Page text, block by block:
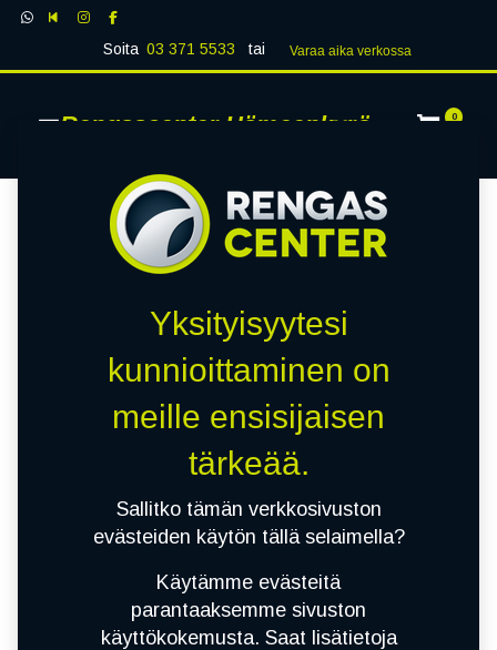
Soita 03 371 5533 tai Varaa aika verk​​​​ossa
Rengascenter Hämeenkyrö 0
Yksityisyytesi
kunnioittaminen on
meille ensisijaisen
tärkeää.
Sallitko tämän verkkosivuston
evästeiden käytön tällä selaimella?
Käytämme evästeitä
parantaaksemme sivuston
käyttökokemusta. Saat lisätietoja